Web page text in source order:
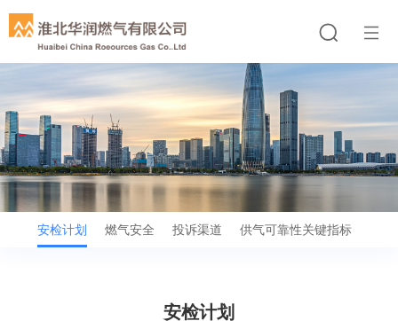
安检计划 燃气安全 投诉渠道 供气可靠性关键指标
安检计划